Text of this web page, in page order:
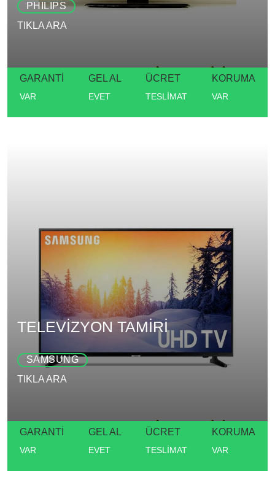
PHILIPS
TIKLA ARA
GARANTİ
VAR
GEL AL
EVET
ÜCRET
TESLİMAT
KORUMA
VAR
TELEVİZYON TAMİRİ
SAMSUNG
TIKLA ARA
GARANTİ
VAR
GEL AL
EVET
ÜCRET
TESLİMAT
KORUMA
VAR